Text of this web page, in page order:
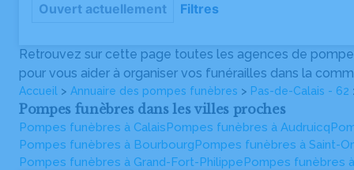
Ouvert actuellement Filtres
Pompes Funèbres du Channel
Agence vérifiée
5
(3) Ouvre à 09h
59, Rue de l'Espérance, 62730 Les Attaques
03 21 85 77 77
Pompes Funèbres PFG Calais
Retrouvez sur cette page toutes les agences de
pour vous aider à organiser vos funérailles dans la
Accueil > Annuaire des pompes funèbres > Pas-de-Calais - 62
Pompes funèbres dans les villes proches
Pompes funèbres à CalaisPompes funèbres à Audruicq
Pompes funèbres à BourbourgPompes funèbres à Saint-
Pompes funèbres à Grand-Fort-PhilippePompes funèbres